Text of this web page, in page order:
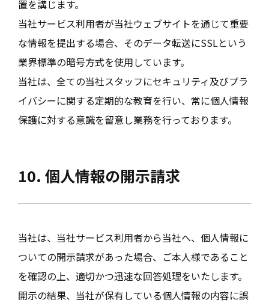
置を講じます。
当社サービス利用者が当社ウェブサイトを通じて重要
な情報を提出する場合、そのデータ転送にSSLという
業界標準の暗号方式を使用しています。
当社は、全ての当社スタッフにセキュリティ及びプラ
イバシーに関する定期的な教育を行い、常に個人情報
保護に対する意識を留意し業務を行っております。
10. 個人情報の開示請求
当社は、当社サービス利用者から当社へ、個人情報に
ついての開示請求があった場合、ご本人様であること
を確認の上、適切かつ迅速な回答処理をいたします。
開示の結果、当社が保有している個人情報の内容に誤